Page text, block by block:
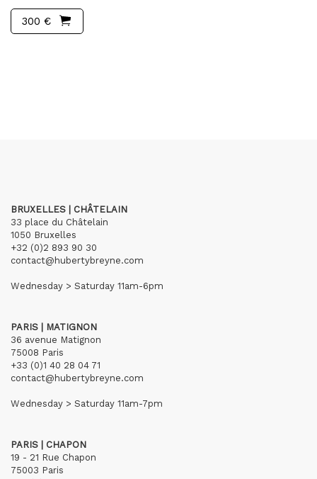
300 €
BRUXELLES | CHÂTELAIN
33 place du Châtelain
1050 Bruxelles
+32 (0)2 893 90 30
contact@hubertybreyne.com
Wednesday > Saturday 11am-6pm
PARIS | MATIGNON
36 avenue Matignon
75008 Paris
+33 (0)1 40 28 04 71
contact@hubertybreyne.com
Wednesday > Saturday 11am-7pm
PARIS | CHAPON
19 - 21 Rue Chapon
75003 Paris